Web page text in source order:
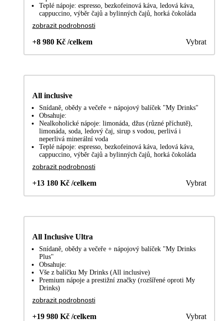
Teplé nápoje: espresso, bezkofeinová káva, ledová káva,
cappuccino, výběr čajů a bylinných čajů, horká čokoláda
zobrazit podrobnosti
+8 980 Kč /celkem Vybrat
All inclusive
Snídaně, obědy a večeře + nápojový balíček "My Drinks"
Obsahuje:
Nealkoholické nápoje: limonáda, džus (různé příchutě),
limonáda, soda, ledový čaj, sirup s vodou, perlivá i
neperlivá minerální voda
Teplé nápoje: espresso, bezkofeinová káva, ledová káva,
cappuccino, výběr čajů a bylinných čajů, horká čokoláda
zobrazit podrobnosti
+13 180 Kč /celkem Vybrat
All Inclusive Ultra
Snídaně, obědy a večeře + nápojový balíček "My Drinks
Plus"
Obsahuje:
Vše z balíčku My Drinks (All inclusive)
Premium nápoje a prestižní značky (rozšířené oproti My
Drinks)
zobrazit podrobnosti
+19 980 Kč /celkem Vybrat